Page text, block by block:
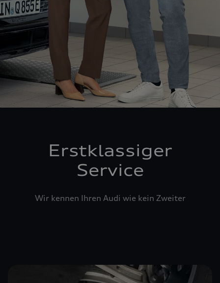
Erstklassiger
Service
Wir kennen Ihren Audi wie kein Zweiter